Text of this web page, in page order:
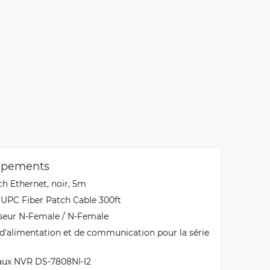
Ethernet, noir, 5m
Fiber Patch Cable 300ft
N-Female / N-Female
et de communication pour la série
NVR DS-7808NI-I2